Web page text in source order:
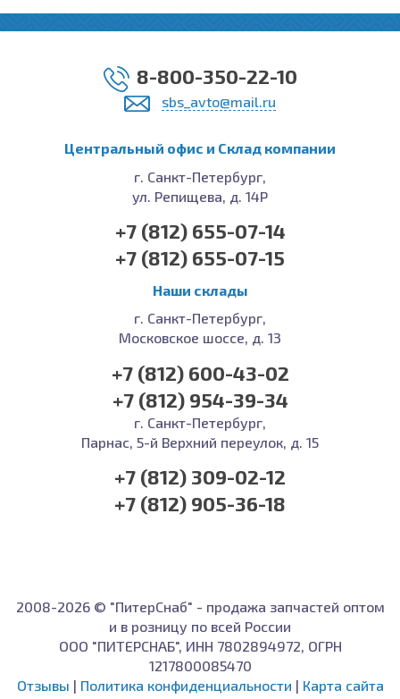
8-800-350-22-10
sbs_avto@mail.ru
Центральный офис и Cклад компании
г. Санкт-Петербург,
ул. Репищева, д. 14Р
+7 (812) 655-07-14
+7 (812) 655-07-15
Наши склады
г. Санкт-Петербург,
Московское шоссе, д. 13
+7 (812) 600-43-02
+7 (812) 954-39-34
г. Санкт-Петербург,
Парнас, 5-й Верхний переулок, д. 15
+7 (812) 309-02-12
+7 (812) 905-36-18
2008-2026 © "ПитерСнаб" - продажа запчастей оптом
и в розницу по всей России
ООО "ПИТЕРСНАБ", ИНН 7802894972, ОГРН
1217800085470
Отзывы | Политика конфиденциальности | Карта сайта